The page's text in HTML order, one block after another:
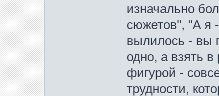
изначально
сюжетов", "А я
вылилось - вы
одно, а взять
фигурой -
трудности,